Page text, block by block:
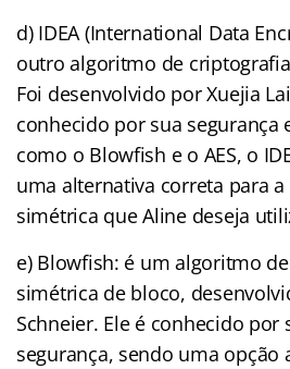
d) IDEA (International Data
outro algoritmo de
Foi desenvolvido por Xuejia
conhecido por sua segurança
como o Blowfish e o AES, o
uma alternativa correta para
simétrica que Aline deseja
e) Blowfish: é um algoritmo
simétrica de bloco,
Schneier. Ele é conhecido por
segurança, sendo uma opção